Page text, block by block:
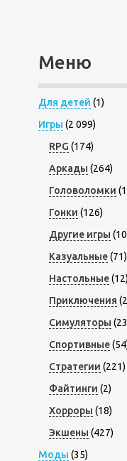
Меню
Для детей (1)
Игры (2 099)
RPG (174)
Аркады (264)
Головоломки
Гонки (126)
Другие игры
Казуальные(71)
Настольные(12)
Приключения
Симуляторы
Спортивные
Стратегии (221)
Файтинги (2)
Хорроры (18)
Экшены (427)
Моды (35)